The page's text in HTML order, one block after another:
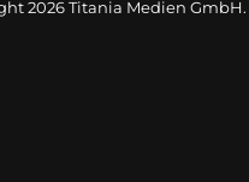
2026Titania Medien GmbH.